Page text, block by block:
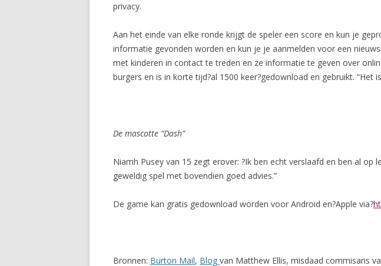
privacy.
Aan het einde van elke ronde krijgt de speler een score en kun je
informatie gevonden worden en kun je je aanmelden voor een
met kinderen in contact te treden en ze informatie te geven over
burgers en is in korte tijd?al 1500 keer?gedownload en gebruikt. “Het
De mascotte “Dash”
Niamh Pusey van 15 zegt erover: ?Ik ben echt verslaafd en ben al op
geweldig spel met bovendien goed advies.”
De game kan gratis gedownload worden voor Android en?Apple via?
Bronnen: Burton Mail, Blog van Matthew Ellis, misdaad commisaris